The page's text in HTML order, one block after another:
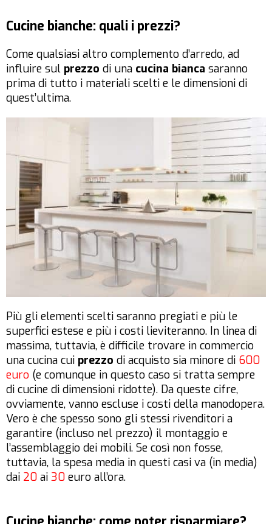
Cucine bianche: quali i prezzi?
Come qualsiasi altro complemento d’arredo, ad
influire sul prezzo di una cucina bianca saranno
prima di tutto i materiali scelti e le dimensioni di
quest’ultima.
Più gli elementi scelti saranno pregiati e più le
superfici estese e più i costi lieviteranno. In linea di
massima, tuttavia, è difficile trovare in commercio
una cucina cui prezzo di acquisto sia minore di 600
euro (e comunque in questo caso si tratta sempre
di cucine di dimensioni ridotte). Da queste cifre,
ovviamente, vanno escluse i costi della manodopera.
Vero è che spesso sono gli stessi rivenditori a
garantire (incluso nel prezzo) il montaggio e
l’assemblaggio dei mobili. Se così non fosse,
tuttavia, la spesa media in questi casi va (in media)
dai 20 ai 30 euro all’ora.